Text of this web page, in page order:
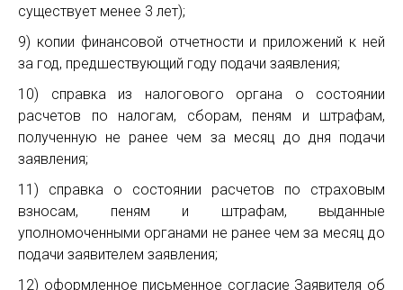
существует менее 3 лет);
9) копии финансовой отчетности и приложений к ней
за год, предшествующий году подачи заявления;
10) справка из налогового органа о состоянии
расчетов по налогам, сборам, пеням и штрафам,
полученную не ранее чем за месяц до дня подачи
заявления;
11) справка о состоянии расчетов по страховым
взносам, пеням и штрафам, выданные
уполномоченными органами не ранее чем за месяц до
подачи заявителем заявления;
12) оформленное письменное согласие Заявителя об